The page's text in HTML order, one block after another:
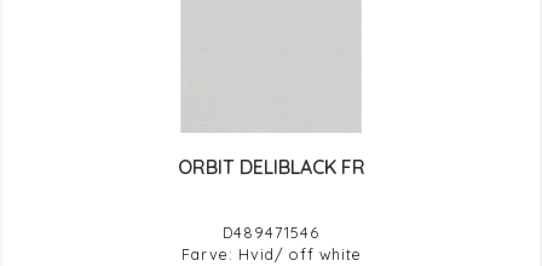
ORBIT DELIBLACK FR
D489471546
Farve: Hvid/ off white